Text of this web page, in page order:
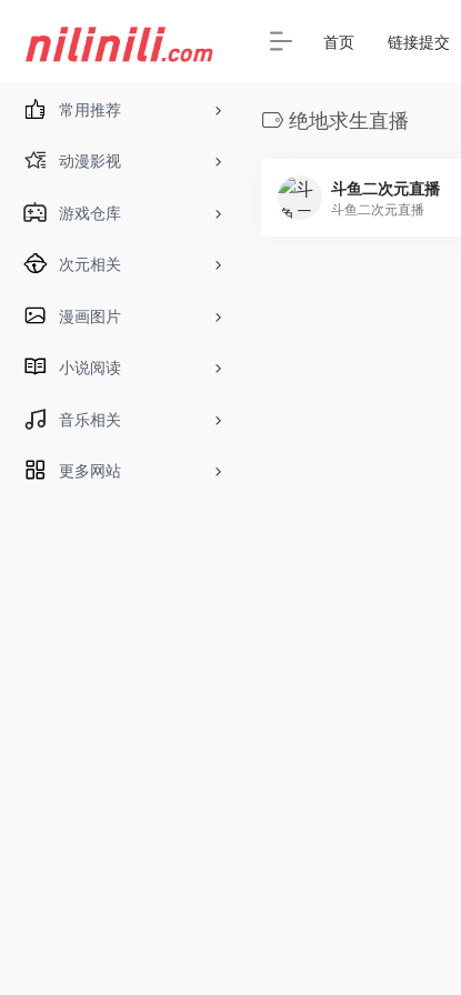
常用推荐
动漫影视
游戏仓库
次元相关
漫画图片
小说阅读
音乐相关
更多网站
首页 链接提交
绝地求生直播
斗鱼二次元直播
斗鱼二次元直播